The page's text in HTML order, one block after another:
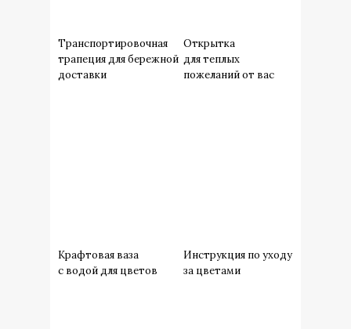
Транспортировочная
трапеция для бережной
доставки
Открытка
для теплых
пожеланий от вас
Крафтовая ваза
с водой для цветов
Инструкция по уходу
за цветами